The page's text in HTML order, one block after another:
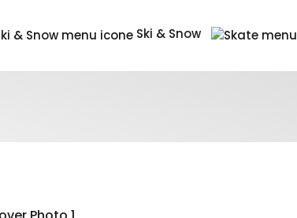
Ski & Snow